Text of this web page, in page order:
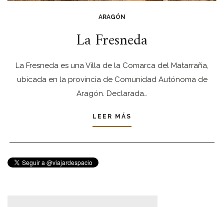
ARAGÓN
La Fresneda
La Fresneda es una Villa de la Comarca del Matarraña,
ubicada en la provincia de Comunidad Autónoma de
Aragón. Declarada…
LEER MÁS